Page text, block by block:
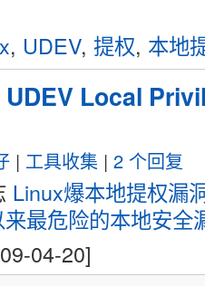
, UDEV, 提权, 本地
Local
| 工具收集 | 2 个回复
Linux爆本地提权漏
最危险的本地安全
04-20]